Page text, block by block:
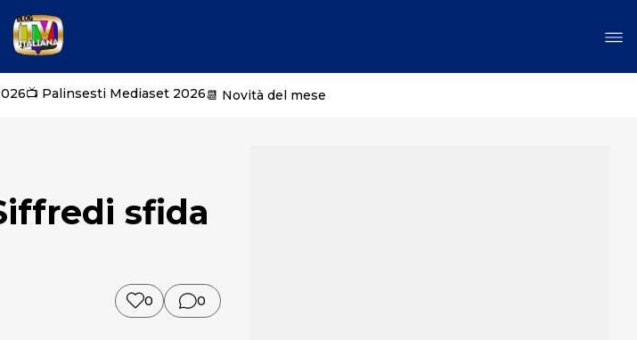
📺 Palinsesti Mediaset 2026📆 Novità del mese
sfida
0 0